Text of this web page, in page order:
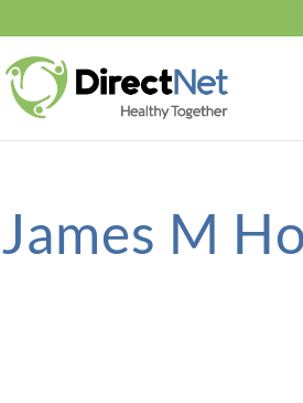
James M